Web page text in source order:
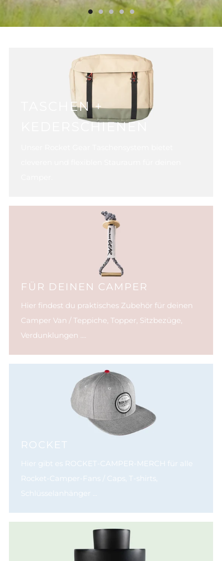
TASCHEN +
KEDERSCHIENEN
FÜR DEINEN CAMPER
Hier findest du praktisches Zubehör für deinen
Camper Van / Teppiche, Topper, Sitzbezüge,
Verdunklungen ....
ROCKET
Hier gibt es ROCKET-CAMPER-MERCH für alle
Rocket-Camper-Fans / Caps, T-shirts,
Schlüsselanhänger ...